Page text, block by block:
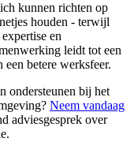
kunnen richten op
houden - terwijl
en
leidt tot een
betere werksfeer.
ondersteunen bij het
Neem vandaag
adviesgesprek over